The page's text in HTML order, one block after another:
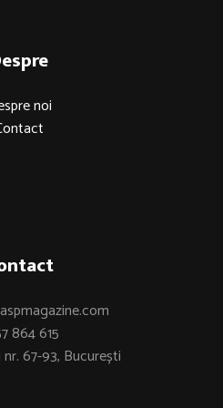
noi
864 615
67-93, București